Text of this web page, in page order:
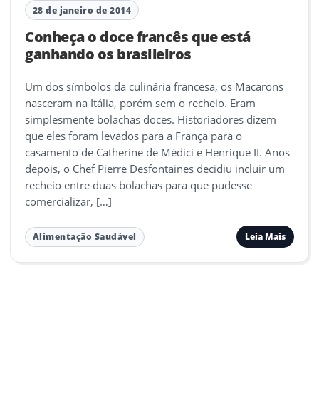
28 de janeiro de 2014
Conheça o doce francês que está
ganhando os brasileiros
Um dos símbolos da culinária francesa, os Macarons
nasceram na Itália, porém sem o recheio. Eram
simplesmente bolachas doces. Historiadores dizem
que eles foram levados para a França para o
casamento de Catherine de Médici e Henrique II. Anos
depois, o Chef Pierre Desfontaines decidiu incluir um
recheio entre duas bolachas para que pudesse
comercializar, […]
Alimentação Saudável Leia Mais